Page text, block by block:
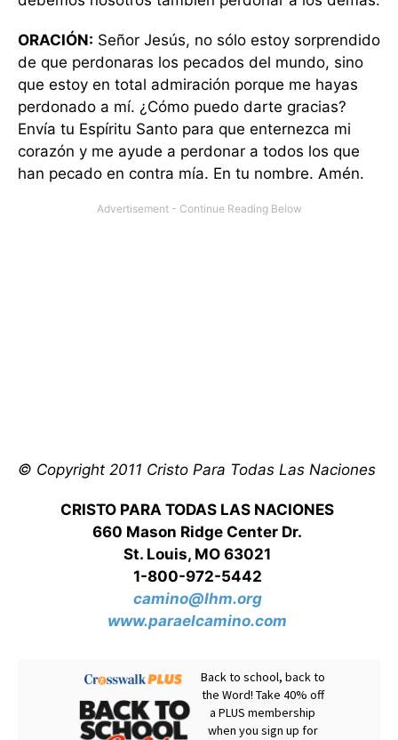
ORACIÓN: Señor Jesús, no sólo estoy sorprendido
de que perdonaras los pecados del mundo, sino
que estoy en total admiración porque me hayas
perdonado a mí. ¿Cómo puedo darte gracias?
Envía tu Espíritu Santo para que enternezca mi
corazón y me ayude a perdonar a todos los que
han pecado en contra mía. En tu nombre. Amén.
© Copyright 2011 Cristo Para Todas Las Naciones
CRISTO PARA TODAS LAS NACIONES
660 Mason Ridge Center Dr.
St. Louis, MO 63021
1-800-972-5442
camino@lhm.org
www.paraelcamino.com